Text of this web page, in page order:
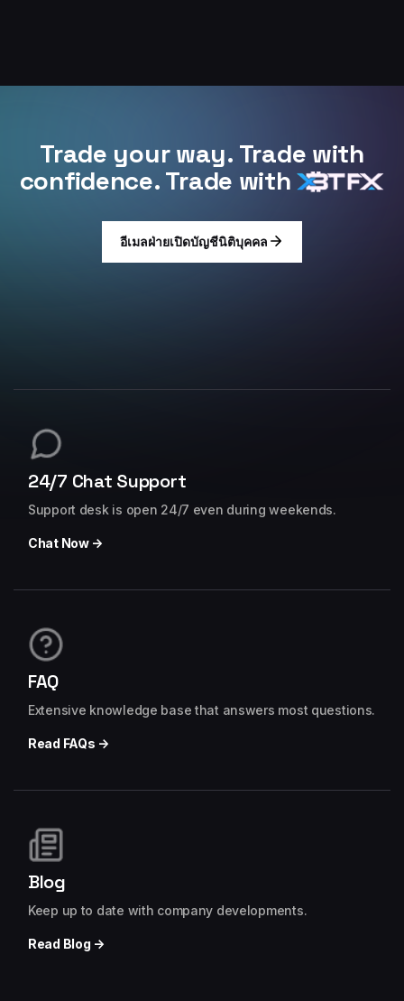
Trade your way. Trade with
confidence. Trade with
อีเมลฝ่ายเปิดบัญชีนิติบุคคล
24/7 Chat Support
Support desk is open 24/7 even during weekends.
Chat Now →
FAQ
Extensive knowledge base that answers most questions.
Read FAQs →
Blog
Keep up to date with company developments.
Read Blog →